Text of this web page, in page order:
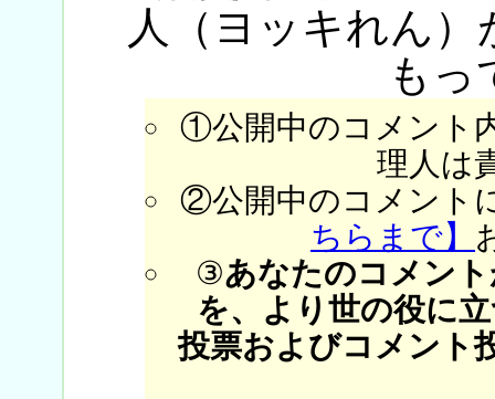
人（ヨッキれん
もっ
①公開中のコメント
理人は
②公開中のコメント
ちらまで】
③あなたのコメン
を、より世の役に
投票およびコメント